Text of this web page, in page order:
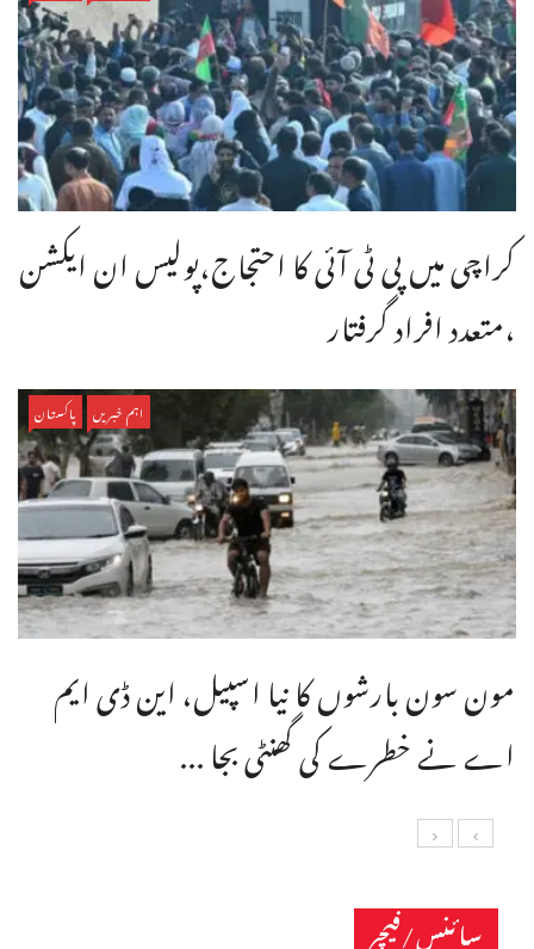
کراچی میں پی ٹی آئی کا احتجاج،پولیس ان ایکشن
،متعدد افراد گرفتار
اہم خبریں پاکستان
مون سون بارشوں کا نیا اسپیل، این ڈی ایم
اے نے خطرے کی گھنٹی بجا ...
سائنس/فیچر